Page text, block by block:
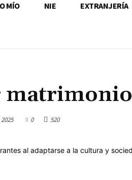
MÍO NIE EXTRANJERÍA
matrimonio
0 520